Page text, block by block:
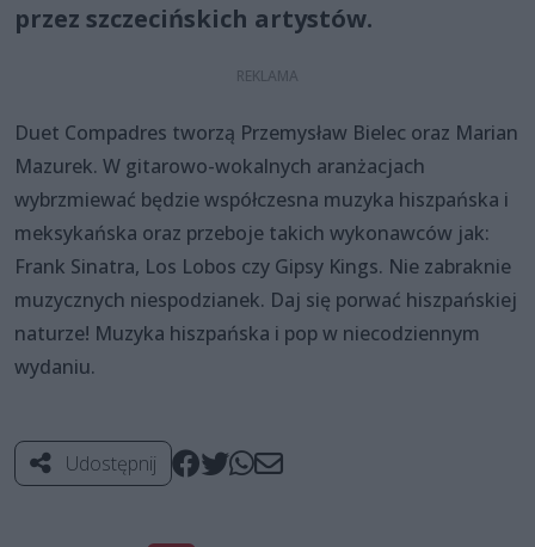
przez szczecińskich artystów.
Duet Compadres tworzą Przemysław Bielec oraz Marian
Mazurek. W gitarowo-wokalnych aranżacjach
wybrzmiewać będzie współczesna muzyka hiszpańska i
meksykańska oraz przeboje takich wykonawców jak:
Frank Sinatra, Los Lobos czy Gipsy Kings. Nie zabraknie
muzycznych niespodzianek. Daj się porwać hiszpańskiej
naturze! Muzyka hiszpańska i pop w niecodziennym
wydaniu.
Udostępnij